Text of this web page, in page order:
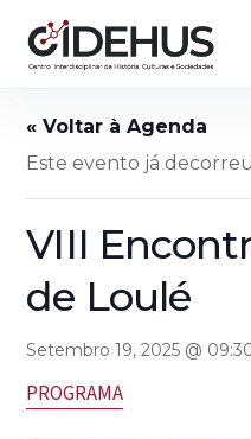
content
Este evento já
VIII
de Loulé
Setembro 19, 2025 @
PROGRAMA